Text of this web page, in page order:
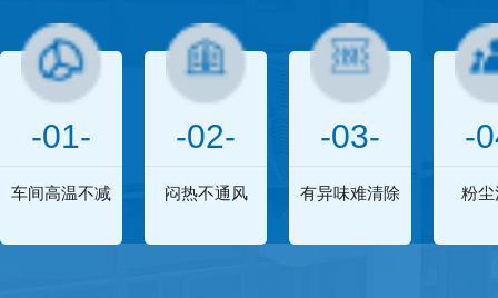
-01-
车间高温不减
-02-
闷热不通风
-03-
有异味难清除
-
粉尘